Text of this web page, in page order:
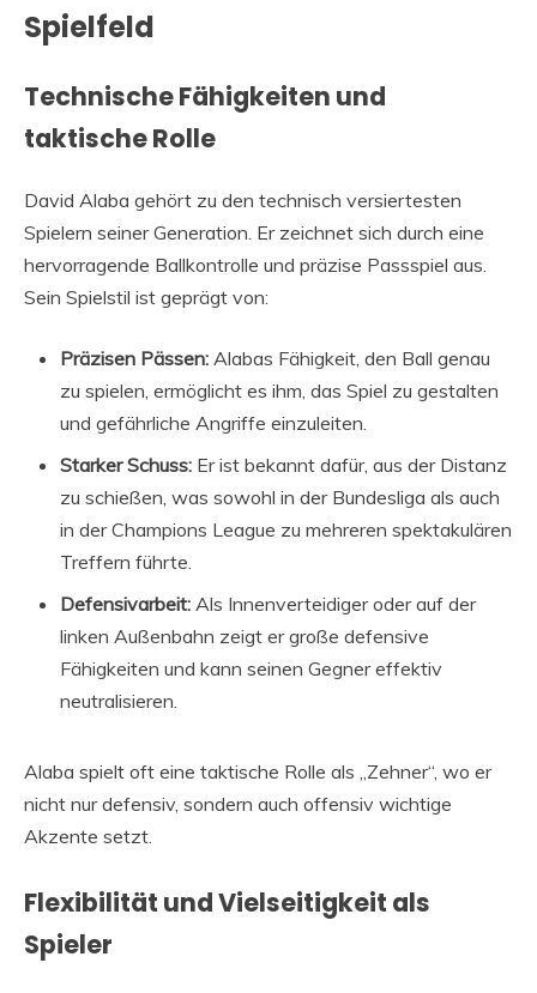
Spielfeld
Technische Fähigkeiten und
taktische Rolle
David Alaba gehört zu den technisch versiertesten
Spielern seiner Generation. Er zeichnet sich durch eine
hervorragende Ballkontrolle und präzise Passspiel aus.
Sein Spielstil ist geprägt von:
Präzisen Pässen: Alabas Fähigkeit, den Ball genau
zu spielen, ermöglicht es ihm, das Spiel zu gestalten
und gefährliche Angriffe einzuleiten.
Starker Schuss: Er ist bekannt dafür, aus der Distanz
zu schießen, was sowohl in der Bundesliga als auch
in der Champions League zu mehreren spektakulären
Treffern führte.
Defensivarbeit: Als Innenverteidiger oder auf der
linken Außenbahn zeigt er große defensive
Fähigkeiten und kann seinen Gegner effektiv
neutralisieren.
Alaba spielt oft eine taktische Rolle als „Zehner“, wo er
nicht nur defensiv, sondern auch offensiv wichtige
Akzente setzt.
Flexibilität und Vielseitigkeit als
Spieler